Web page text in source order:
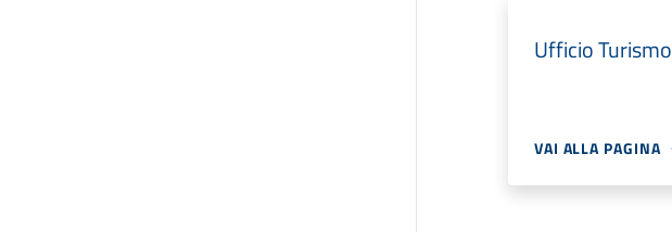
Ufficio Turismo
VAI ALLA PAGINA